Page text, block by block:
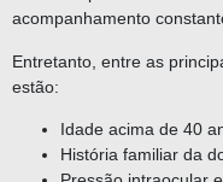
acompanhamento
Entretanto, entre as
estão:
Idade acima de 40
História familiar da